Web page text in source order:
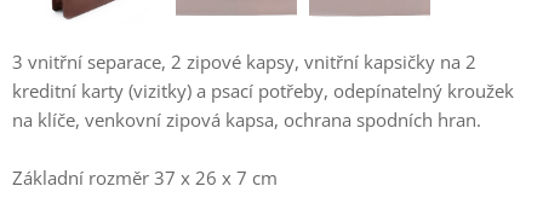
3 vnitřní separace, 2 zipové kapsy, vnitřní kapsičky na 2
kreditní karty (vizitky) a psací potřeby, odepínatelný kroužek
na klíče, venkovní zipová kapsa, ochrana spodních hran.
Základní rozměr 37 x 26 x 7 cm